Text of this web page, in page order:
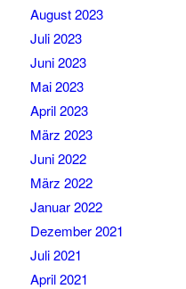
August 2023
Juli 2023
Juni 2023
Mai 2023
April 2023
März 2023
Juni 2022
März 2022
Januar 2022
Dezember 2021
Juli 2021
April 2021